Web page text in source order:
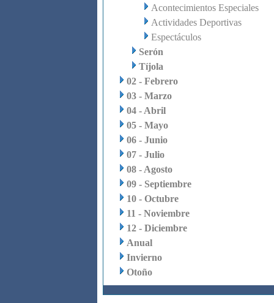
Acontecimientos Especiales
Actividades Deportivas
Espectáculos
Serón
Tíjola
02 - Febrero
03 - Marzo
04 - Abril
05 - Mayo
06 - Junio
07 - Julio
08 - Agosto
09 - Septiembre
10 - Octubre
11 - Noviembre
12 - Diciembre
Anual
Invierno
Otoño